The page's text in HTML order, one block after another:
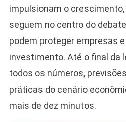
impulsionam o
seguem no centro do
podem proteger empresas
investimento. Até o final da
todos os números,
práticas do cenário
mais de dez minutos.